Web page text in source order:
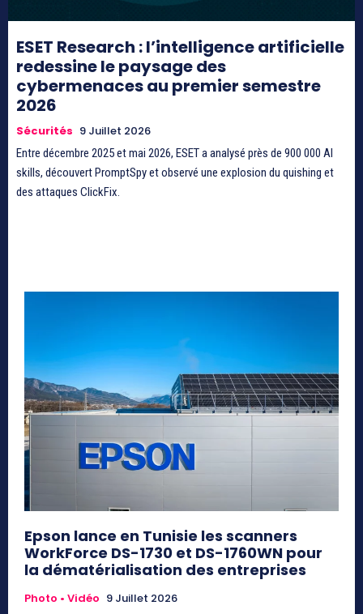
ESET Research : l’intelligence artificielle
redessine le paysage des
cybermenaces au premier semestre
2026
Sécurités 9 Juillet 2026
Entre décembre 2025 et mai 2026, ESET a analysé près de 900 000 AI
skills, découvert PromptSpy et observé une explosion du quishing et
des attaques ClickFix.
Epson lance en Tunisie les scanners
WorkForce DS-1730 et DS-1760WN pour
la dématérialisation des entreprises
Photo • Vidéo 9 Juillet 2026